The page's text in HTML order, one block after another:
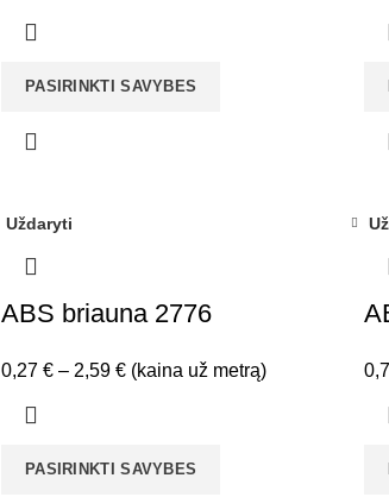
through
PASIRINKTI SAVYBES
Uždaryti
ABS briauna 2776
0,27 € – 2,59 €Price
through
(kaina už metrą)
PASIRINKTI SAVYBES